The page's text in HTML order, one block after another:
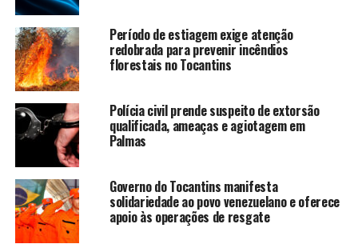
Período de estiagem exige atenção
redobrada para prevenir incêndios
florestais no Tocantins
Polícia civil prende suspeito de extorsão
qualificada, ameaças e agiotagem em
Palmas
Governo do Tocantins manifesta
solidariedade ao povo venezuelano e oferece
apoio às operações de resgate